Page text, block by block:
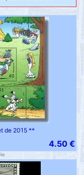
de 2015 **
4.50 €